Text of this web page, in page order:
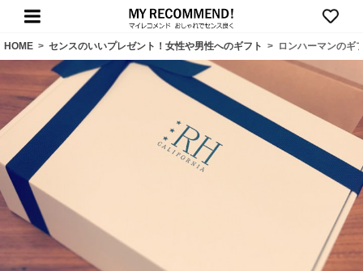
HOME > センスのいいプレゼント！女性や男性へのギフト > ロンハーマンのギ